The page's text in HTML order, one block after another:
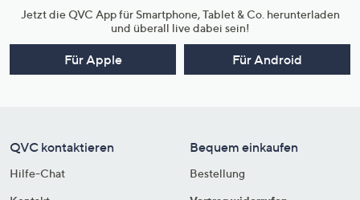
Jetzt die QVC App für Smartphone, Tablet & Co. herunterladen
und überall live dabei sein!
Für Apple Für Android
QVC kontaktieren
Hilfe-Chat
Bequem einkaufen
Bestellung